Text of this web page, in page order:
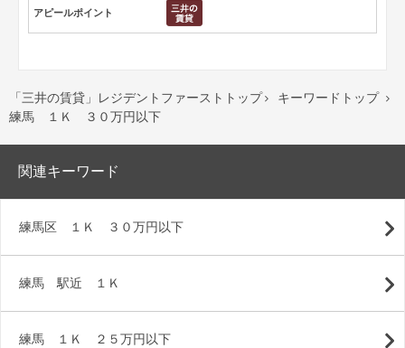
アピールポイント
「三井の賃貸」レジデントファーストトップ  キーワードトップ 
練馬 １Ｋ ３０万円以下
関連キーワード
練馬区 １Ｋ ３０万円以下
練馬 駅近 １Ｋ
練馬 １Ｋ ２５万円以下